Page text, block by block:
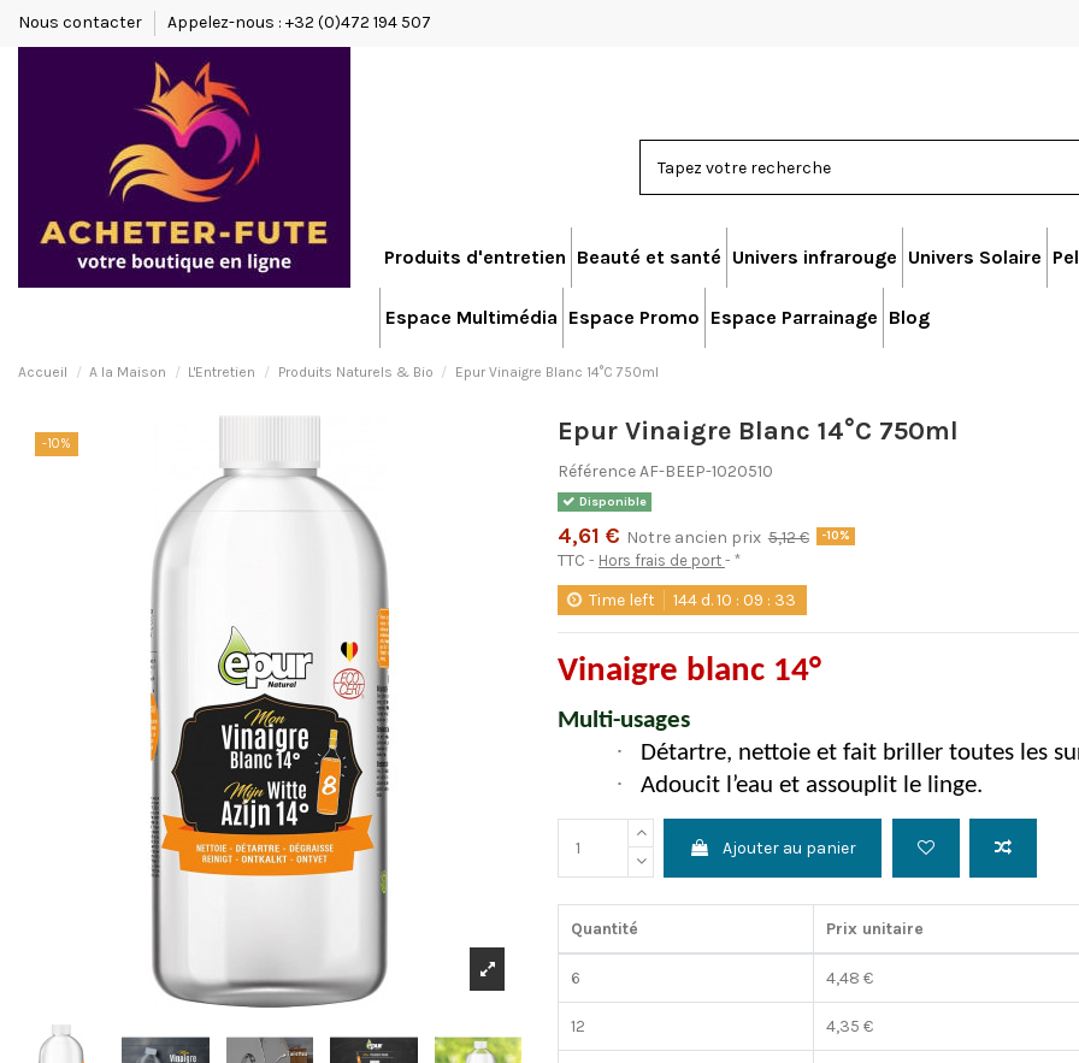
Nous contacter Appelez-nous : +32 (0)472 194 507
Produits d'entretien Beauté et santé Univers infrarouge Univers Solaire
Espace Multimédia Espace Promo Espace Parrainage Blog
Accueil A la Maison L'Entretien Produits Naturels & Bio Epur Vinaigre Blanc 14°C 750ml
-10% Epur Vinaigre Blanc 14°C 750ml
RéférenceAF-BEEP-1020510
Disponible
4,61 € Notre ancien prix 5,12 € -10%
TTC Hors frais de port *
Time left 144 d.10 : 09 : 33
Vinaigre blanc 14°
Multi-usages
· Détartre, nettoie et fait briller toutes les
· Adoucit l’eau et assouplit le linge.
Ajouter au panier
Quantité Prix unitaire
6 4,48 €
12 4,35 €